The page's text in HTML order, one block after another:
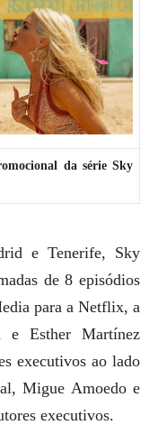
da série Sky
e Tenerife, Sky
de 8 episódios
para a Netflix, a
e Esther Martínez
executivos ao lado
Migue Amoedo e
executivos.